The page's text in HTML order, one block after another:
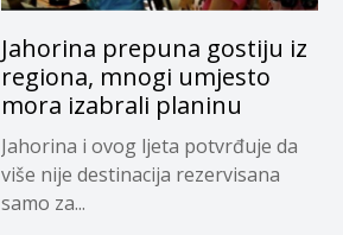
Jahorina prepuna gostiju iz
regiona, mnogi umjesto
mora izabrali planinu
Jahorina i ovog ljeta potvrđuje da
više nije destinacija rezervisana
samo za...